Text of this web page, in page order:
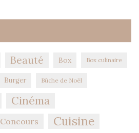
Beauté Box Box culinaire
Burger Bûche de Noël
Cinéma
Concours Cuisine